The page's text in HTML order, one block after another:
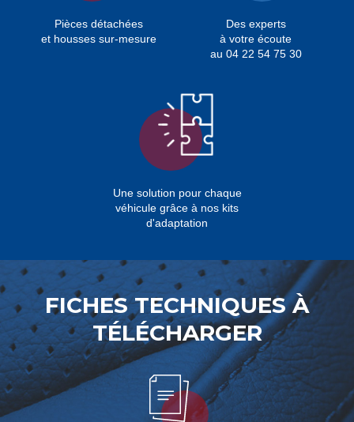
Pièces détachées
et housses sur-mesure
Des experts
à votre écoute
au 04 22 54 75 30
Une solution pour chaque
véhicule grâce à nos kits
d'adaptation
FICHES TECHNIQUES À
TÉLÉCHARGER